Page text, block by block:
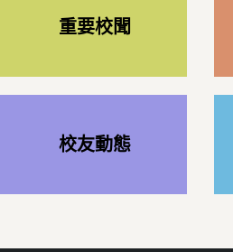
重要校聞
校友動態